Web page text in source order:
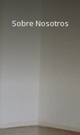
Sobre Nosotros